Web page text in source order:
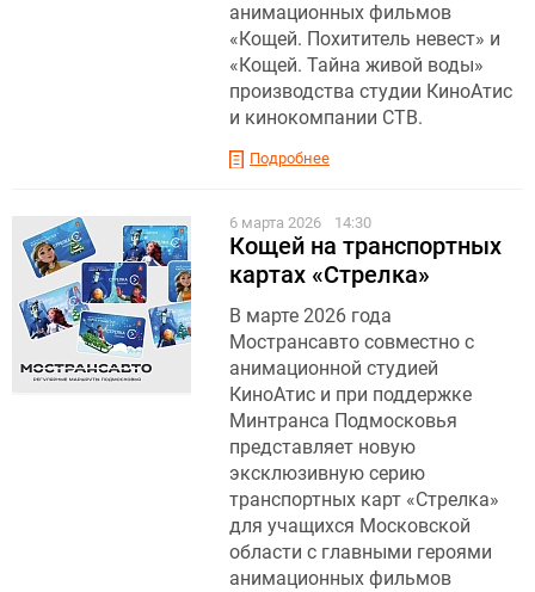
анимационных фильмов
«Кощей. Похититель невест» и
«Кощей. Тайна живой воды»
производства студии КиноАтис
и кинокомпании СТВ.
Подробнее
6 марта 2026 14:30
Кощей на транспортных
картах «Стрелка»
В марте 2026 года
Мострансавто совместно с
анимационной студией
КиноАтис и при поддержке
Минтранса Подмосковья
представляет новую
эксклюзивную серию
транспортных карт «Стрелка»
для учащихся Московской
области с главными героями
анимационных фильмов